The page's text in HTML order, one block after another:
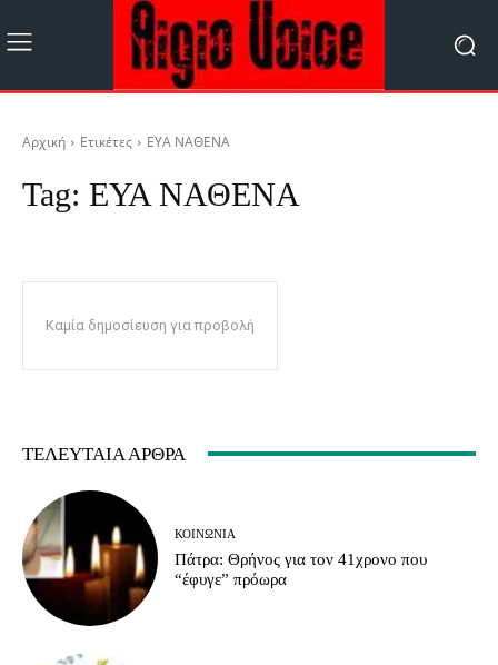
Αρχική Ετικέτες ΕΥΑ ΝΑΘΕΝΑ
Tag: ΕΥΑ ΝΑΘΕΝΑ
Καμία δημοσίευση για προβολή
ΤΕΛΕΥΤΑΊΑ ΆΡΘΡΑ
ΚΟΙΝΩΝΊΑ
Πάτρα: Θρήνος για τον 41χρονο που
“έφυγε” πρόωρα